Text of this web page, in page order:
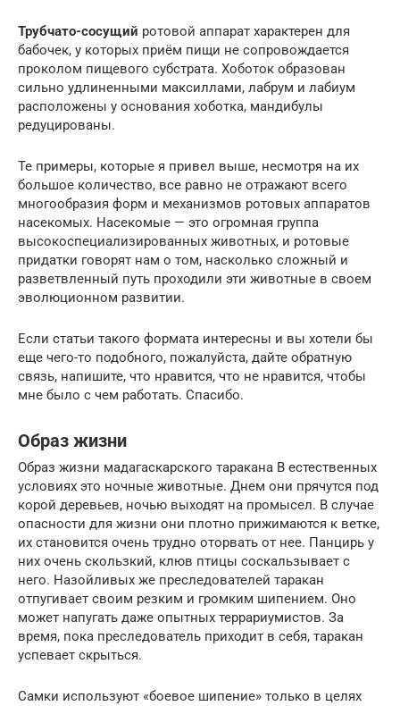
Трубчато-сосущий ротовой аппарат характерен для
бабочек, у которых приём пищи не сопровождается
проколом пищевого субстрата. Хоботок образован
сильно удлиненными максиллами, лабрум и лабиум
расположены у основания хоботка, мандибулы
редуцированы.
Те примеры, которые я привел выше, несмотря на их
большое количество, все равно не отражают всего
многообразия форм и механизмов ротовых аппаратов
насекомых. Насекомые — это огромная группа
высокоспециализированных животных, и ротовые
придатки говорят нам о том, насколько сложный и
разветвленный путь проходили эти животные в своем
эволюционном развитии.
Если статьи такого формата интересны и вы хотели бы
еще чего-то подобного, пожалуйста, дайте обратную
связь, напишите, что нравится, что не нравится, чтобы
мне было с чем работать. Спасибо.
Образ жизни
Образ жизни мадагаскарского таракана В естественных
условиях это ночные животные. Днем они прячутся под
корой деревьев, ночью выходят на промысел. В случае
опасности для жизни они плотно прижимаются к ветке,
их становится очень трудно оторвать от нее. Панцирь у
них очень скользкий, клюв птицы соскальзывает с
него. Назойливых же преследователей таракан
отпугивает своим резким и громким шипением. Оно
может напугать даже опытных террариумистов. За
время, пока преследователь приходит в себя, таракан
успевает скрыться.
Самки используют «боевое шипение» только в целях